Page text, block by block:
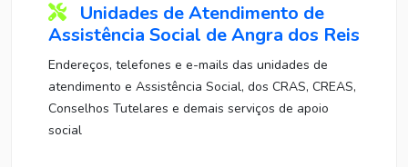
Unidades de Atendimento de
Assistência Social de Angra dos Reis
Endereços, telefones e e-mails das unidades de
atendimento e Assistência Social, dos CRAS, CREAS,
Conselhos Tutelares e demais serviços de apoio
social